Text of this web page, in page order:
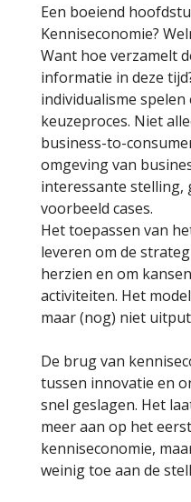
Een boeiend
Kenniseconomie?
Want hoe verzamelt
informatie in deze
individualisme
keuzeproces. Niet
business-to-
omgeving van
interessante stelling,
voorbeeld cases.
Het toepassen van
leveren om de
herzien en om
activiteiten. Het
maar (nog) niet
De brug van
tussen innovatie en
snel geslagen. Het
meer aan op het
kenniseconomie,
weinig toe aan de